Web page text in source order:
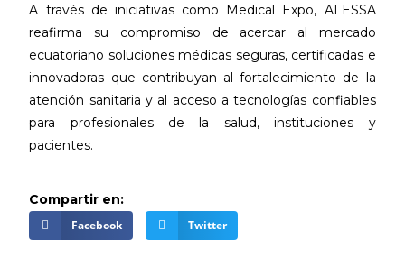
A través de iniciativas como Medical Expo, ALESSA
reafirma su compromiso de acercar al mercado
ecuatoriano soluciones médicas seguras, certificadas e
innovadoras que contribuyan al fortalecimiento de la
atención sanitaria y al acceso a tecnologías confiables
para profesionales de la salud, instituciones y
pacientes.
Compartir en:
Facebook Twitter